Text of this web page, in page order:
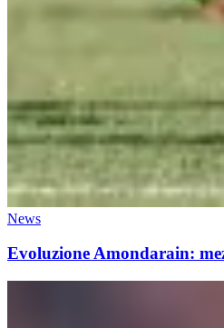
News
Evoluzione Amondarain: